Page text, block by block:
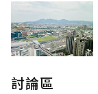
討論區